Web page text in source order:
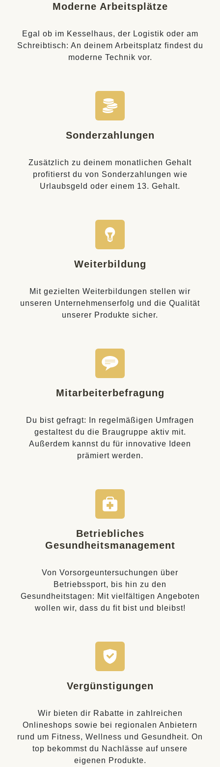
Moderne Arbeitsplätze
Egal ob im Kesselhaus, der Logistik oder am
Schreibtisch: An deinem Arbeitsplatz findest du
moderne Technik vor.
Sonderzahlungen
Zusätzlich zu deinem monatlichen Gehalt
profitierst du von Sonderzahlungen wie
Urlaubsgeld oder einem 13. Gehalt.
Weiterbildung
Mit gezielten Weiterbildungen stellen wir
unseren Unternehmenserfolg und die Qualität
unserer Produkte sicher.
Mitarbeiterbefragung
Du bist gefragt: In regelmäßigen Umfragen
gestaltest du die Braugruppe aktiv mit.
Außerdem kannst du für innovative Ideen
prämiert werden.
Betriebliches
Gesundheitsmanagement
Von Vorsorgeuntersuchungen über
Betriebssport, bis hin zu den
Gesundheitstagen: Mit vielfältigen Angeboten
wollen wir, dass du fit bist und bleibst!
Vergünstigungen
Wir bieten dir Rabatte in zahlreichen
Onlineshops sowie bei regionalen Anbietern
rund um Fitness, Wellness und Gesundheit. On
top bekommst du Nachlässe auf unsere
eigenen Produkte.